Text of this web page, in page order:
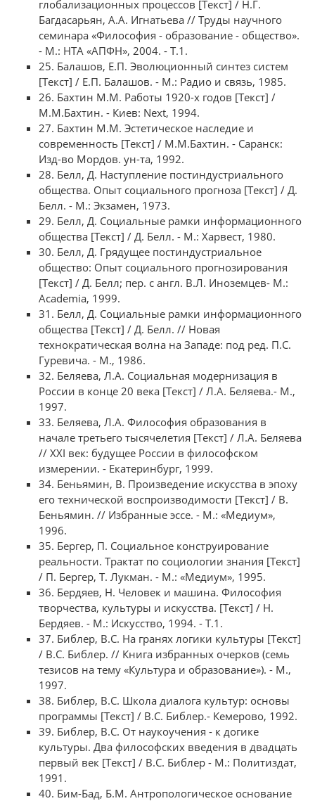
глобализационных процессов [Текст] / Н.Г.
Багдасарьян, А.А. Игнатьева // Труды научного
семинара «Философия - образование - общество».
- М.: НТА «АПФН», 2004. - Т.1.
25. Балашов, Е.П. Эволюционный синтез систем
[Текст] / Е.П. Балашов. - М.: Радио и связь, 1985.
26. Бахтин М.М. Работы 1920-х годов [Текст] /
М.М.Бахтин. - Киев: Next, 1994.
27. Бахтин М.М. Эстетическое наследие и
современность [Текст] / М.М.Бахтин. - Саранск:
Изд-во Мордов. ун-та, 1992.
28. Белл, Д. Наступление постиндустриального
общества. Опыт социального прогноза [Текст] / Д.
Белл. - М.: Экзамен, 1973.
29. Белл, Д. Социальные рамки информационного
общества [Текст] / Д. Белл. - М.: Харвест, 1980.
30. Белл, Д. Грядущее постиндустриальное
общество: Опыт социального прогнозирования
[Текст] / Д. Белл; пер. с англ. В.Л. Иноземцев- М.:
Academia, 1999.
31. Белл, Д. Социальные рамки информационного
общества [Текст] / Д. Белл. // Новая
технократическая волна на Западе: под ред. П.С.
Гуревича. - М., 1986.
32. Беляева, Л.А. Социальная модернизация в
России в конце 20 века [Текст] / Л.А. Беляева.- М.,
1997.
33. Беляева, Л.А. Философия образования в
начале третьего тысячелетия [Текст] / Л.А. Беляева
// XXI век: будущее России в философском
измерении. - Екатеринбург, 1999.
34. Беньямин, В. Произведение искусства в эпоху
его технической воспроизводимости [Текст] / В.
Беньямин. // Избранные эссе. - М.: «Медиум»,
1996.
35. Бергер, П. Социальное конструирование
реальности. Трактат по социологии знания [Текст]
/ П. Бергер, Т. Лукман. - М.: «Медиум», 1995.
36. Бердяев, Н. Человек и машина. Философия
творчества, культуры и искусства. [Текст] / Н.
Бердяев. - М.: Искусство, 1994. - Т.1.
37. Библер, В.С. На гранях логики культуры [Текст]
/ В.С. Библер. // Книга избранных очерков (семь
тезисов на тему «Культура и образование»). - М.,
1997.
38. Библер, В.С. Школа диалога культур: основы
программы [Текст] / В.С. Библер.- Кемерово, 1992.
39. Библер, В.С. От наукоучения - к догике
культуры. Два философских введения в двадцать
первый век [Текст] / В.С. Библер - М.: Политиздат,
1991.
40. Бим-Бад, Б.М. Антропологическое основание